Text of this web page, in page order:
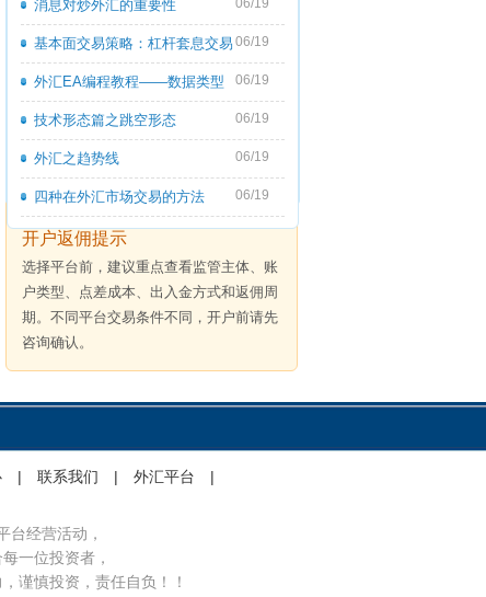
消息对炒外汇的重要性 06/19
基本面交易策略：杠杆套息交易 06/19
外汇EA编程教程――数据类型 06/19
技术形态篇之跳空形态 06/19
外汇之趋势线 06/19
四种在外汇市场交易的方法 06/19
开户返佣提示
选择平台前，建议重点查看监管主体、账
户类型、点差成本、出入金方式和返佣周
期。不同平台交易条件不同，开户前请先
咨询确认。
| 联系我们 | 外汇平台
|
台经营活动，
一位投资者，
谨慎投资，责任自负！！